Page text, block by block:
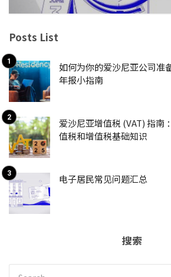
Posts List
如何为你的爱沙尼亚公司准
年报小指南
爱沙尼亚增值税 (VAT) 指南
值税和增值税基础知识
电子居民常见问题汇总
搜索